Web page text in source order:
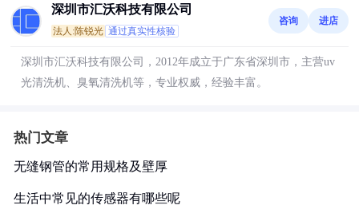
深圳市汇沃科技有限公司
法人:陈锐光 通过真实性核验
咨询 进店
深圳市汇沃科技有限公司，2012年成立于广东省深圳市，主营uv
光清洗机、臭氧清洗机等，专业权威，经验丰富。
热门文章
无缝钢管的常用规格及壁厚
生活中常见的传感器有哪些呢